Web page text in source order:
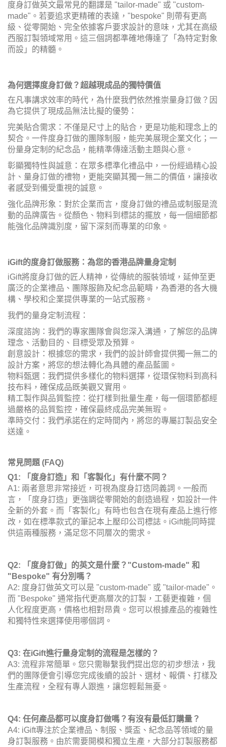
度身訂做英文最常見的翻譯是 "tailor-made" 或 "custom-
made"。若要追求更精確的表達，"bespoke" 則帶有更高
級、從零開始、完全依據客戶要求設計的意味，尤其在高級
西服訂製領域常用。這三個詞都準確地傳達了「為特定對象
而設」的精髓。
為何選擇度身訂做？超越現成品的獨特價值
在凡事講求效率的時代，為什麼我們依然推崇量身訂做？因
為它提供了現成品無法比擬的優勢：
完美貼合需求：不僅是尺寸上的貼合，更是功能和理念上的
契合。一件度身訂做的團隊制服，能完美展現企業文化；一
份量身定制的紀念品，能精準傳達活動主題與心意。
彰顯獨特性與誠意：在眾多標準化禮品中，一份經過精心設
計、量身訂做的禮物，更能突顯其獨一無二的價值，讓接收
者感受到備受重視的誠意。
強化品牌形象：對於企業而言，度身訂做的禮品或制服是流
動的品牌廣告。從顏色、物料到標誌的擺放，每一個細節都
能強化品牌識別度，留下深刻而專業的印象。
iGift的度身訂做服務：為您的香港品牌量身定制
iGift將度身訂做的匠人精神，從傳統的服裝領域，延伸至更
廣泛的企業禮品、團隊服飾及紀念品範疇，為香港的各大機
構、學校和企業提供專業的一站式服務。
我們的量身定制流程：
深度諮詢：我們的專家團隊會與您深入溝通，了解您的品牌
理念、活動目的、目標受眾及預算。
創意設計：根據您的需求，我們的設計師會提供獨一無二的
設計方案，將您的想法轉化為具體的產品藍圖。
物料甄選：我們提供多樣化的物料選擇，從環保物料到高科
技布料，確保成品既美觀又實用。
精工製作與品質監控：從打樣到批量生產，每一個環節都經
過嚴格的品質監控，確保最終成品完美無瑕。
準時交付：我們承諾在約定時間內，將您的專屬訂製品安全
送達。
常見問題 (FAQ)
Q1: 「度身訂造」和「客製化」有什麼不同？
A1: 兩者意思非常接近，可視為度身訂造同義詞。一般而
言，「度身訂造」更強調從零開始的創造過程，如設計一件
全新的外套。而「客製化」有時也包含在現有產品上進行修
改，如在標準款式的筆記本上壓印公司標誌。iGift能同時提
供這兩種服務，滿足您不同層次的需求。
Q2: 「度身訂做」的英文是什麼？"Custom-made" 和
"Bespoke" 有分別嗎？
A2: 度身訂做英文可以是 "custom-made" 或 "tailor-made"。
而 "Bespoke" 通常指代更高層次的訂製，工藝更複雜，個
人化程度更高，價格也相對昂貴。您可以根據產品的複雜性
和獨特性來選擇使用哪個詞。
Q3: 在iGift進行量身定制的流程是怎樣的？
A3: 流程非常簡單。您只需聯繫我們提出您的初步想法，我
們的團隊便會引導您完成後續的設計、選材、報價、打樣及
生產流程，全程有專人跟進，讓您輕鬆無憂。
Q4: 任何產品都可以度身訂做嗎？有沒有最低訂購量？
A4: iGift專注於企業禮品、制服、獎盃、紀念品等領域的量
身訂製服務。由於需要開模和獨立生產，大部分訂製服務都